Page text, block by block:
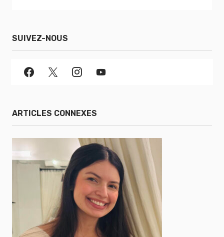
SUIVEZ-NOUS
ARTICLES CONNEXES